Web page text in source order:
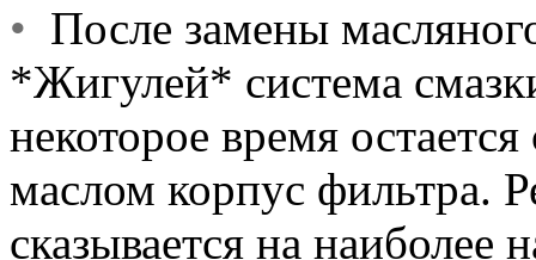
• После замены
*Жигулей* система
некоторое время
маслом корпус фильтра.
сказывается на